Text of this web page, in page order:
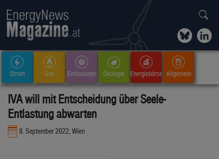
Strom Gas Emissionen Ökologie Energiebörse Allgemein
IVA will mit Entscheidung über Seele-
Entlastung abwarten
8. September 2022, Wien